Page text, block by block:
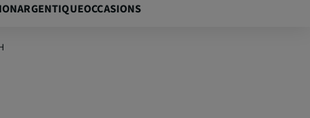
ARGENTIQUEOCCASIONS